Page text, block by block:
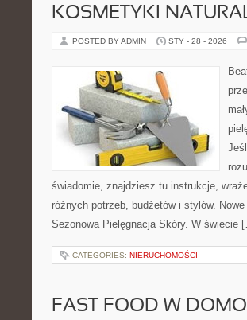
KOSMETYKI
POSTED BY ADMIN STY - 28 - 2026
świadomie, znajdziesz tu instrukcje,
różnych potrzeb, budżetów i stylów.
Sezonowa Pielęgnacja Skóry. W świecie
CATEGORIES: NIERUCHOMOŚCI
FAST FOOD W